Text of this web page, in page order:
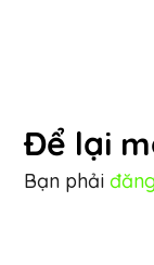
Để lại
Bạn phải